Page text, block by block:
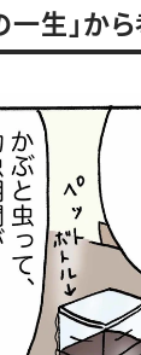
一生」か